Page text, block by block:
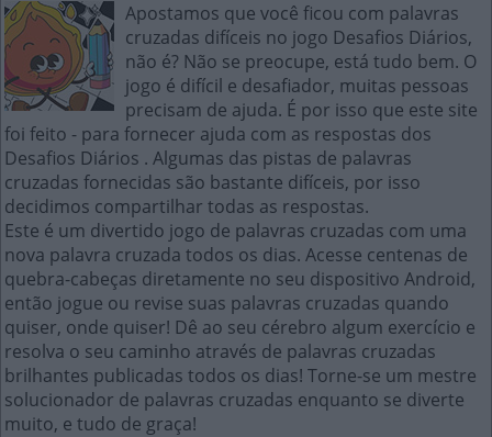
Apostamos que você ficou com palavras
cruzadas difíceis no jogo Desafios Diários,
não é? Não se preocupe, está tudo bem. O
jogo é difícil e desafiador, muitas pessoas
precisam de ajuda. É por isso que este site
foi feito - para fornecer ajuda com as respostas dos
Desafios Diários . Algumas das pistas de palavras
cruzadas fornecidas são bastante difíceis, por isso
decidimos compartilhar todas as respostas.
Este é um divertido jogo de palavras cruzadas com uma
nova palavra cruzada todos os dias. Acesse centenas de
quebra-cabeças diretamente no seu dispositivo Android,
então jogue ou revise suas palavras cruzadas quando
quiser, onde quiser! Dê ao seu cérebro algum exercício e
resolva o seu caminho através de palavras cruzadas
brilhantes publicadas todos os dias! Torne-se um mestre
solucionador de palavras cruzadas enquanto se diverte
muito, e tudo de graça!